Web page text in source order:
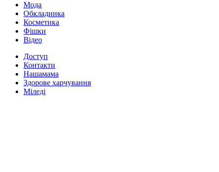
Мода
Обкладинка
Косметика
Фішки
Відео
Доступ
Контакти
Нашамама
Здорове харчування
Міледі